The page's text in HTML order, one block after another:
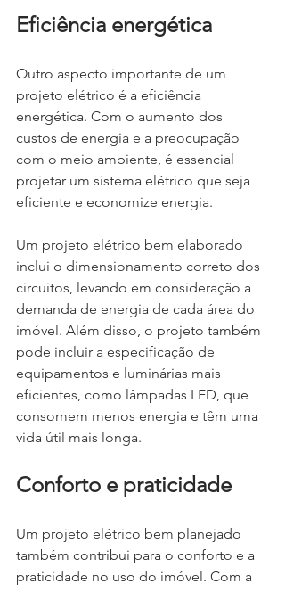
Eficiência energética
Outro aspecto importante de um
projeto elétrico é a eficiência
energética. Com o aumento dos
custos de energia e a preocupação
com o meio ambiente, é essencial
projetar um sistema elétrico que seja
eficiente e economize energia.
Um projeto elétrico bem elaborado
inclui o dimensionamento correto dos
circuitos, levando em consideração a
demanda de energia de cada área do
imóvel. Além disso, o projeto também
pode incluir a especificação de
equipamentos e luminárias mais
eficientes, como lâmpadas LED, que
consomem menos energia e têm uma
vida útil mais longa.
Conforto e praticidade
Um projeto elétrico bem planejado
também contribui para o conforto e a
praticidade no uso do imóvel. Com a